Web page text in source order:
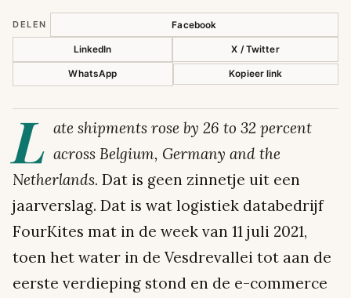
DELEN Facebook
LinkedIn X / Twitter
WhatsApp Kopieer link
L ate shipments rose by 26 to 32 percent
across Belgium, Germany and the
Netherlands. Dat is geen zinnetje uit een
jaarverslag. Dat is wat logistiek databedrijf
FourKites mat in de week van 11 juli 2021,
toen het water in de Vesdrevallei tot aan de
eerste verdieping stond en de e-commerce